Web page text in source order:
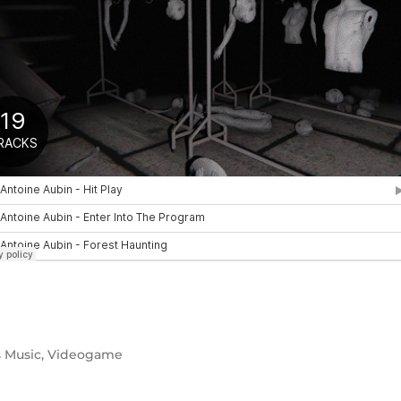
Music, Videogame